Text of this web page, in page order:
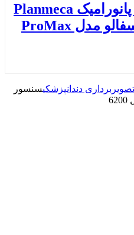
رادیوگرافی OPG پانورامیک Planmeca
پلانمیکا CBCT و سفالو مدل ProMax
دندانپزشکیسنسور